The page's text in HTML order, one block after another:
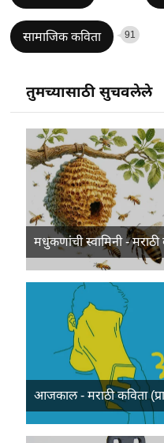
सामाजिक कविता 91
तुमच्यासाठी सुचवलेले
मधुकणांची स्वामिनी - मराठी
आजकाल - मराठी कविता